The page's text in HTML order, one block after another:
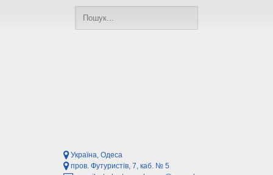
Україна, Одеса
пров. Футуристів, 7, каб. № 5